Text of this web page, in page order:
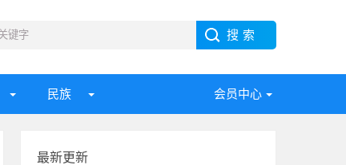
民族 会员中心
最新更新